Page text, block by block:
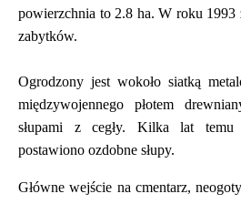
powierzchnia to 2.8 ha. W roku 1993
zabytków.
Ogrodzony jest wokoło siatką
międzywojennego płotem
słupami z cegły. Kilka lat temu
postawiono ozdobne słupy.
Główne wejście na cmentarz,